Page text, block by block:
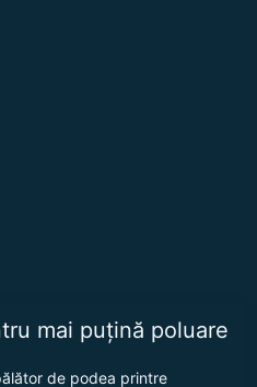
mai puțină poluare
de podea printre